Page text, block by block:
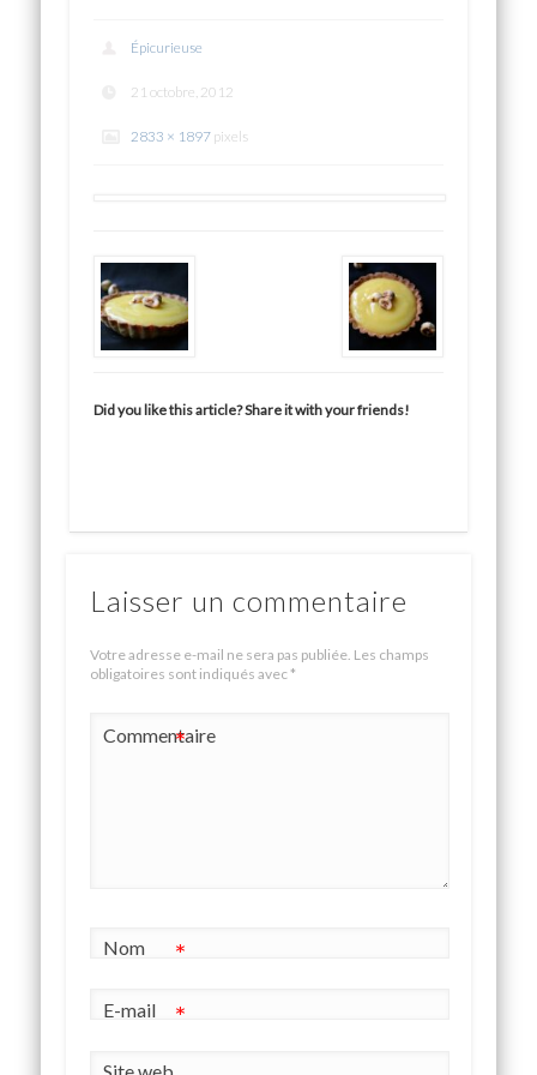
Épicurieuse
21 octobre, 2012
2833 × 1897 pixels
Did you like this article? Share it with your friends!
Laisser un commentaire
Votre adresse e-mail ne sera pas publiée. Les champs
obligatoires sont indiqués avec*
Commentaire
*
Nom *
E-mail *